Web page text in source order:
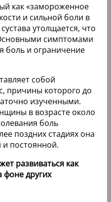
как «замороженное
и сильной боли в
утолщается, что
симптомами
боль и ограничение
собой
причины которого до
изученными.
в возрасте около
боль
поздних стадиях она
и постоянной.
развиваться как
фоне других